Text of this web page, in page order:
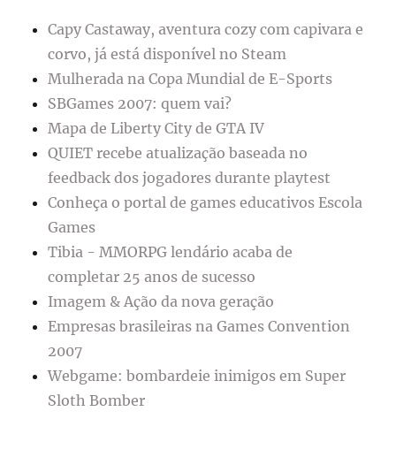
Capy Castaway, aventura cozy com capivara e
corvo, já está disponível no Steam
Mulherada na Copa Mundial de E-Sports
SBGames 2007: quem vai?
Mapa de Liberty City de GTA IV
QUIET recebe atualização baseada no
feedback dos jogadores durante playtest
Conheça o portal de games educativos Escola
Games
Tibia - MMORPG lendário acaba de
completar 25 anos de sucesso
Imagem & Ação da nova geração
Empresas brasileiras na Games Convention
2007
Webgame: bombardeie inimigos em Super
Sloth Bomber